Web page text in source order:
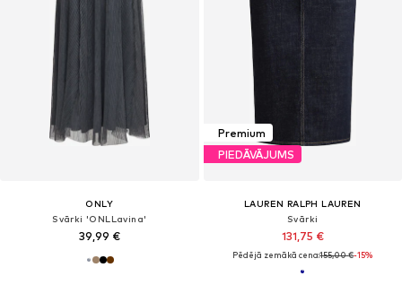
ONLY
Svārki 'ONLLavina'
39,99 €
Premium
PIEDĀVĀJUMS
LAUREN RALPH LAUREN
Svārki
131,75 €
Pēdējā zemākā cena:155,00 €-15%